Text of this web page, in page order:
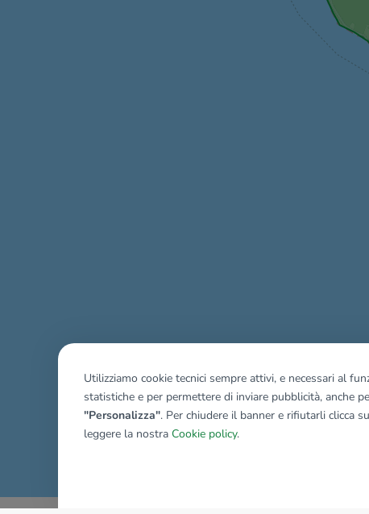
Mostra tutti gli immobili del
Utilizziamo cookie tecnici sempre attivi, e necessari al
statistiche e per permettere di inviare pubblicità, anche
"Personalizza". Per chiudere il banner e rifiutarli clicca su
leggere la nostra Cookie policy.